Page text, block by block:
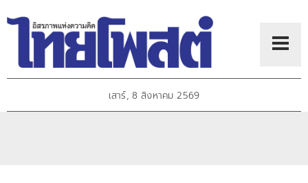
เสาร์, 8 สิงหาคม 2569